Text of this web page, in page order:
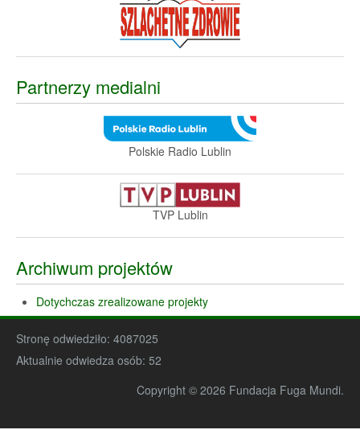
Partnerzy medialni
Polskie Radio Lublin
TVP Lublin
Archiwum projektów
Dotychczas zrealizowane projekty
Stronę odwiedziło: 4087025
Aktualnie odwiedza osób: 52
Copyright © 2026 Fundacja Fuga Mundi.